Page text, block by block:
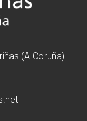
(A Coruña)